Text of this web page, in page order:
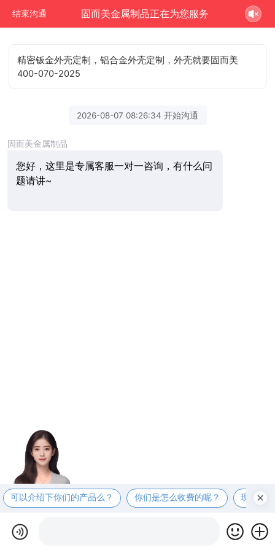
结束沟通 固而美金属制品正在为您服务
精密钣金外壳定制，铝合金外壳定制，外壳就要固而美
400-070-2025
2026-08-07 08:26:34 开始沟通
固而美金属制品
您好，这里是专属客服一对一咨询，有什么问
题请讲~
可以介绍下你们的产品么？ 你们是怎么收费的呢？ 现在有